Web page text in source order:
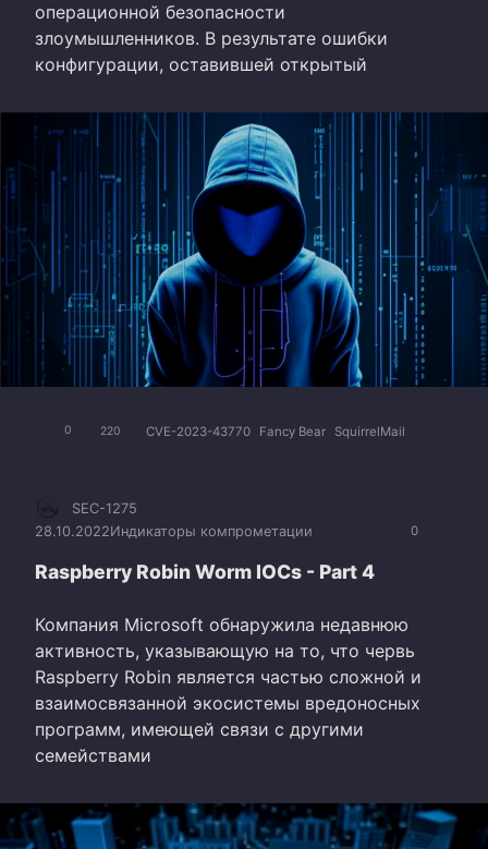
операционной безопасности
злоумышленников. В результате ошибки
конфигурации, оставившей открытый
0 220 CVE-2023-43770 Fancy Bear SquirrelMail
0
SEC-1275
28.10.2022Индикаторы компрометации
Raspberry Robin Worm IOCs - Part 4
Компания Microsoft обнаружила недавнюю
активность, указывающую на то, что червь
Raspberry Robin является частью сложной и
взаимосвязанной экосистемы вредоносных
программ, имеющей связи с другими
семействами